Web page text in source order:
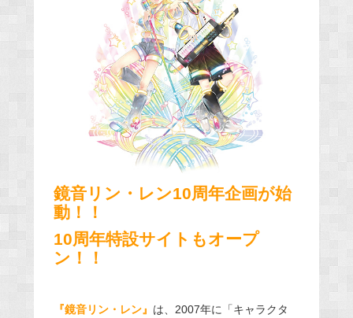
鏡音リン・レン10周年企画が始
動！！
10周年特設サイトもオープ
ン！！
『鏡音リン・レン』 は、2007年に「キャラクタ